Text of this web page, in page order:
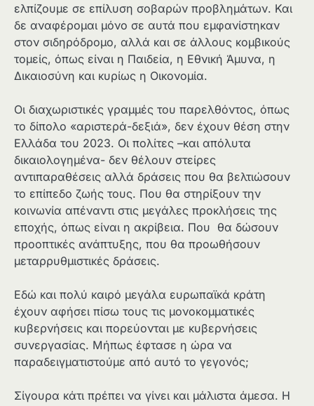
ελπίζουμε σε επίλυση σοβαρών προβλημάτων. Και
δε αναφέρομαι μόνο σε αυτά που εμφανίστηκαν
στον σιδηρόδρομο, αλλά και σε άλλους κομβικούς
τομείς, όπως είναι η Παιδεία, η Εθνική Άμυνα, η
Δικαιοσύνη και κυρίως η Οικονομία.
Οι διαχωριστικές γραμμές του παρελθόντος, όπως
το δίπολο «αριστερά-δεξιά», δεν έχουν θέση στην
Ελλάδα του 2023. Οι πολίτες –και απόλυτα
δικαιολογημένα- δεν θέλουν στείρες
αντιπαραθέσεις αλλά δράσεις που θα βελτιώσουν
το επίπεδο ζωής τους. Που θα στηρίξουν την
κοινωνία απέναντι στις μεγάλες προκλήσεις της
εποχής, όπως είναι η ακρίβεια. Που θα δώσουν
προοπτικές ανάπτυξης, που θα προωθήσουν
μεταρρυθμιστικές δράσεις.
Εδώ και πολύ καιρό μεγάλα ευρωπαϊκά κράτη
έχουν αφήσει πίσω τους τις μονοκομματικές
κυβερνήσεις και πορεύονται με κυβερνήσεις
συνεργασίας. Μήπως έφτασε η ώρα να
παραδειγματιστούμε από αυτό το γεγονός;
Σίγουρα κάτι πρέπει να γίνει και μάλιστα άμεσα. Η